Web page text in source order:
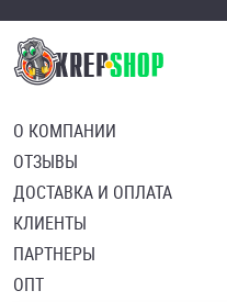
О КОМПАНИИ
ОТЗЫВЫ
ДОСТАВКА И ОПЛАТА
КЛИЕНТЫ
ПАРТНЕРЫ
ОПТ